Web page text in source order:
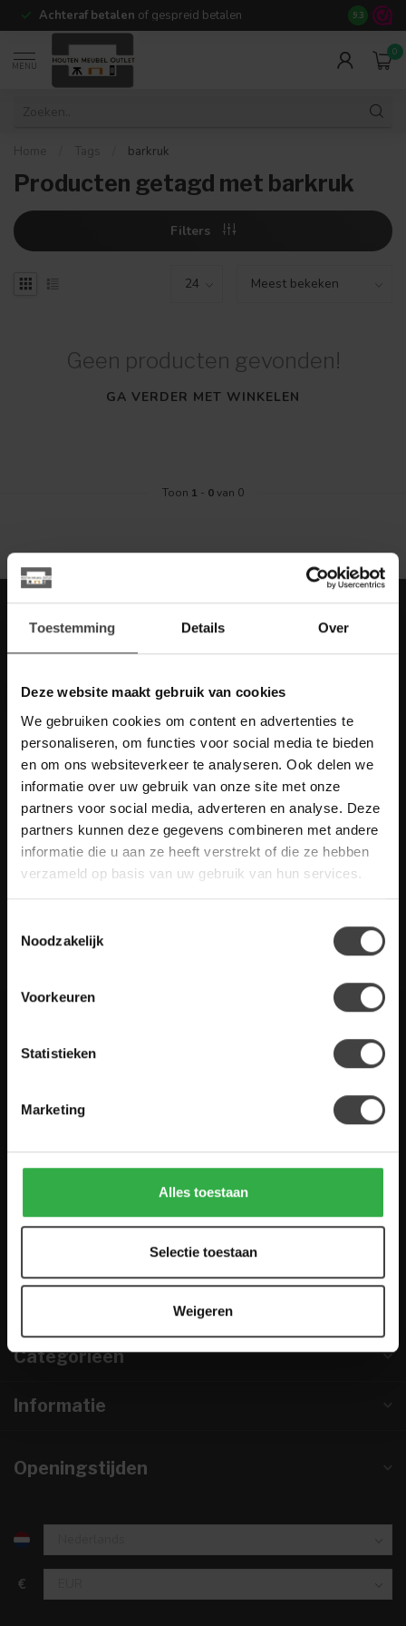
Toestemming Details Over
Deze website maakt gebruik van cookies
We gebruiken cookies om content en advertenties te
personaliseren, om functies voor social media te bieden
en om ons websiteverkeer te analyseren. Ook delen we
informatie over uw gebruik van onze site met onze
partners voor social media, adverteren en analyse. Deze
partners kunnen deze gegevens combineren met andere
informatie die u aan ze heeft verstrekt of die ze hebben
verzameld op basis van uw gebruik van hun services.
Noodzakelijk
Voorkeuren
Statistieken
Marketing
Alles toestaan
Selectie toestaan
Weigeren
Achteraf betalen of gespreid betalen 14 dagen
9.3
MENU
0
Home Tags barkruk
Producten getagd met barkruk
Filters
Geen producten gevonden!
GA VERDER MET WINKELEN
Toon 1 - 0van 0
Meer informatie
Heb je vragen over onze artikelen of jouw aankoop? Bekijk dan
de klantenservice pagina. Daar staan antwoorden op veel
gestelde vragen. Staat jouw vraag er niet tussen? Dan staat er
ook vermeld hoe je contact met ons kunt opnemen.
Klantenservice
scherpe acties
Blijf op de hoogte van onze actuele aanbiedingen
Houten Meubel Outlet
Zandwilg 21
Nederland
info@houtenmeubeloutlet.nl
KVK nummer:67984495
NL857253633B01
Categorieën
Informatie
Openingstijden
€